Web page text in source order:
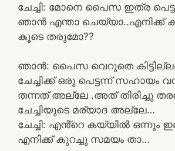
ചേച്ചി: മോനെ പൈസ ഇത്ര
ഞാൻ എന്താ ചെയ്യാ..എനിക്ക്
കൂടെ തരുമോ??
ഞാൻ: പൈസ വെറുതെ
ചേച്ചിക്ക് ഒരു പെട്ടന്ന് സഹായം
തന്നത് അല്ലേ .അത് തിരിച്ചു
ചേച്ചിയുടെ മര്യാദ അല്ലേ…
ചേച്ചി: എൻ്റെ കയ്യിൽ ഒന്നും
എനിക്ക് കുറച്ചു സമയം താ…